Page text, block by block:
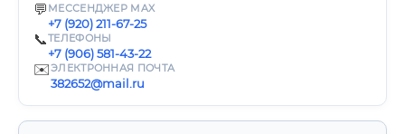
💬 МЕССЕНДЖЕР MAX
+7 (920) 211-67-25
📞ТЕЛЕФОНЫ
+7 (906) 581-43-22
✉️ЭЛЕКТРОННАЯ ПОЧТА
382652@mail.ru